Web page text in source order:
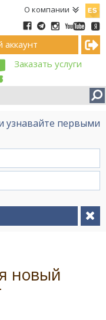
О компании
аккаунт
Заказать услуги
узнавайте первыми
новый